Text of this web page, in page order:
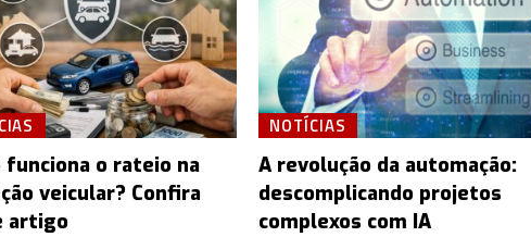
funciona o rateio na
veicular? Confira
artigo
NOTÍCIAS
A revolução da automação:
descomplicando projetos
complexos com IA